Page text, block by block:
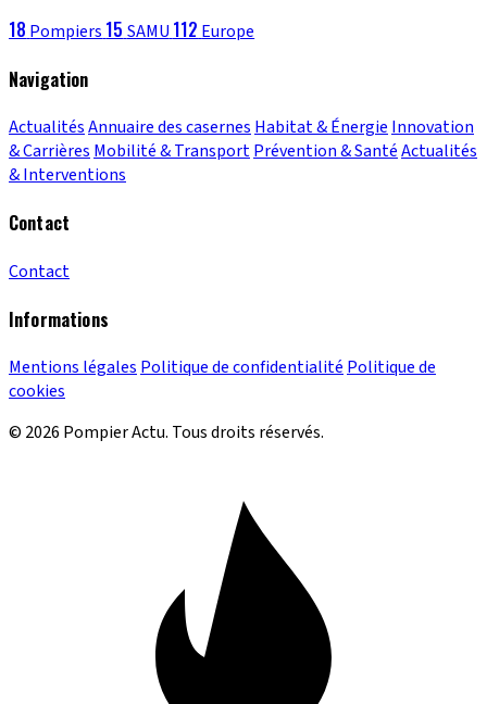
18 Pompiers 15 SAMU 112 Europe
Navigation
ActualitésAnnuaire des casernes Habitat & Énergie Innovation
& Carrières Mobilité & TransportPrévention & SantéActualités
& Interventions
Contact
Contact
Informations
Mentions légales Politique de confidentialité Politique de
cookies
© 2026 Pompier Actu. Tous droits réservés.